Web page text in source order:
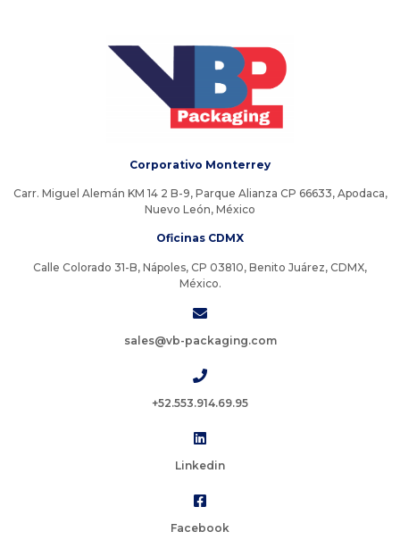
Corporativo Monterrey
Carr. Miguel Alemán KM 14 2 B-9, Parque Alianza CP 66633, Apodaca,
Nuevo León, México
Oficinas CDMX
Calle Colorado 31-B, Nápoles, CP 03810, Benito Juárez, CDMX,
México.
sales@vb-packaging.com
+52.553.914.69.95
Linkedin
Facebook